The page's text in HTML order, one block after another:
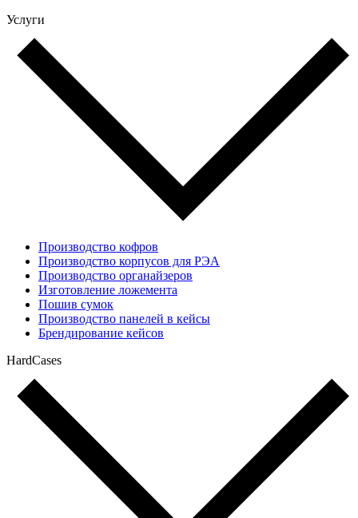
Услуги
Производство кофров
Производство корпусов для РЭА
Производство органайзеров
Изготовление ложемента
Пошив сумок
Производство панелей в кейсы
Брендирование кейсов
HardCases